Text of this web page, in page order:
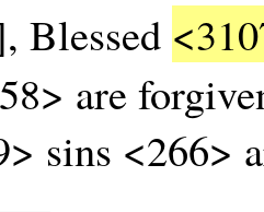
Blessed
are
sins <266>